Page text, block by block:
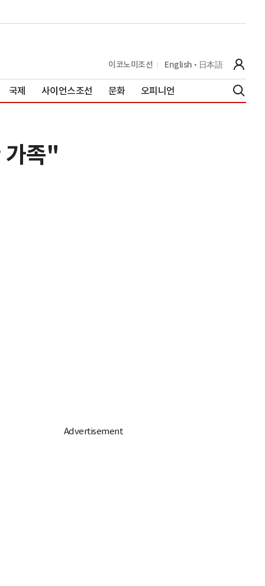
이코노미조선 English 日本語
국제 사이언스조선 문화 오피니언
가족"